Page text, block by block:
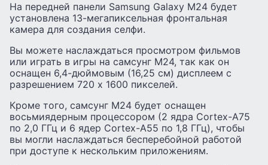
На передней панели Samsung Galaxy M24 будет
установлена 13-мегапиксельная фронтальная
камера для создания селфи.
Вы можете наслаждаться просмотром фильмов
или играть в игры на самсунг М24, так как он
оснащен 6,4-дюймовым (16,25 см) дисплеем с
разрешением 720 x 1600 пикселей.
Кроме того, самсунг М24 будет оснащен
восьмиядерным процессором (2 ядра Cortex-A75
по 2,0 ГГц и 6 ядер Cortex-A55 по 1,8 ГГц), чтобы
вы могли наслаждаться бесперебойной работой
при доступе к нескольким приложениям.